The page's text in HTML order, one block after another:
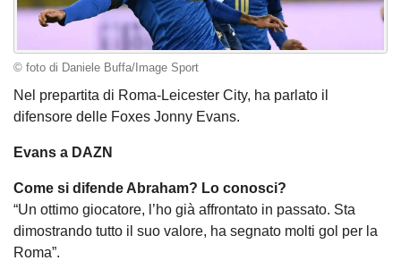
© foto di Daniele Buffa/Image Sport
Nel prepartita di Roma-Leicester City, ha parlato il
difensore delle Foxes Jonny Evans.
Evans a DAZN
Come si difende Abraham? Lo conosci?
“Un ottimo giocatore, l’ho già affrontato in passato. Sta
dimostrando tutto il suo valore, ha segnato molti gol per la
Roma”.